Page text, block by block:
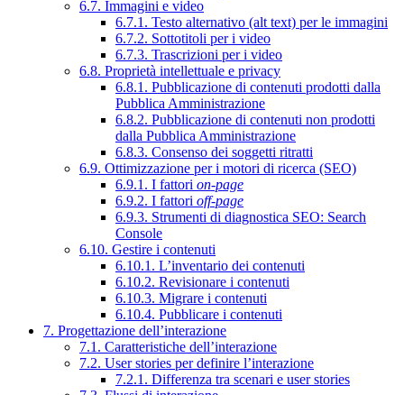
6.7. Immagini e video
6.7.1. Testo alternativo (alt text) per le immagini
6.7.2. Sottotitoli per i video
6.7.3. Trascrizioni per i video
6.8. Proprietà intellettuale e privacy
6.8.1. Pubblicazione di contenuti prodotti dalla
Pubblica Amministrazione
6.8.2. Pubblicazione di contenuti non prodotti
dalla Pubblica Amministrazione
6.8.3. Consenso dei soggetti ritratti
6.9. Ottimizzazione per i motori di ricerca (SEO)
6.9.1. I fattori on-page
6.9.2. I fattori off-page
6.9.3. Strumenti di diagnostica SEO: Search
Console
6.10. Gestire i contenuti
6.10.1. L’inventario dei contenuti
6.10.2. Revisionare i contenuti
6.10.3. Migrare i contenuti
6.10.4. Pubblicare i contenuti
7. Progettazione dell’interazione
7.1. Caratteristiche dell’interazione
7.2. User stories per definire l’interazione
7.2.1. Differenza tra scenari e user stories